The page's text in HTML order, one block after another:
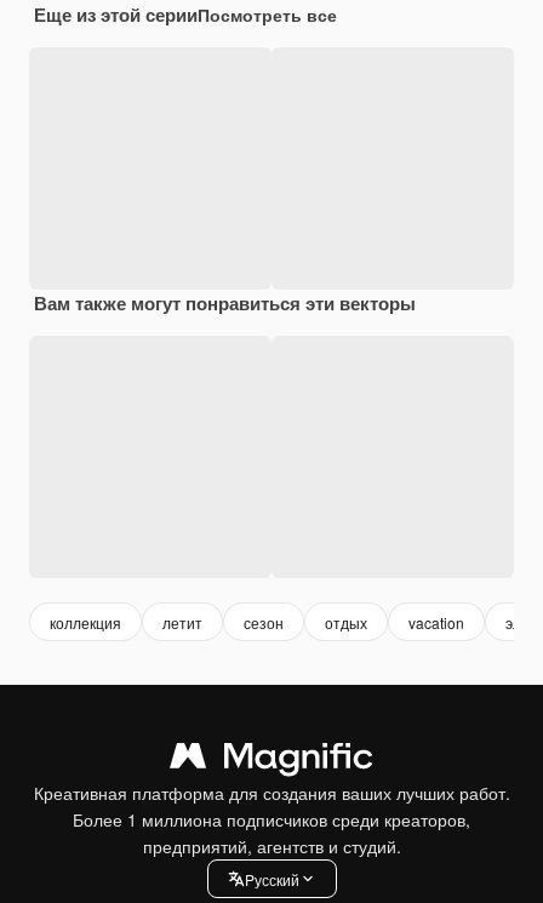
Еще из этой серииПосмотреть все
Вам также могут понравиться эти векторы
коллекция летит сезон отдых vacation
Креативная платформа для создания ваших лучших работ.
Более 1 миллиона подписчиков среди креаторов,
предприятий, агентств и студий.
Pусский